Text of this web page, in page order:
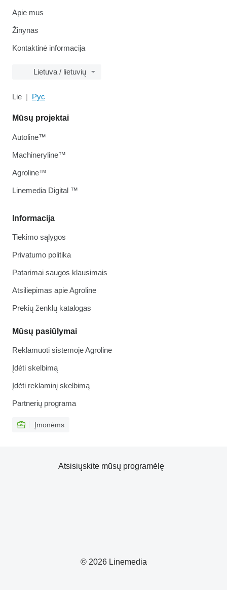
Apie mus
Žinynas
Kontaktinė informacija
Lietuva / lietuvių
Lie Рус
Informacija
Tiekimo sąlygos
Privatumo politika
Patarimai saugos klausimais
Atsiliepimas apie Agroline
Prekių ženklų katalogas
Mūsų pasiūlymai
Reklamuoti sistemoje Agroline
Įdėti skelbimą
Įdėti reklaminį skelbimą
Partnerių programa
Įmonėms
Mūsų projektai
Autoline™
Machineryline™
Agroline™
Linemedia Digital ™
© 2026 Linemedia
Atsisiųskite mūsų programėlę